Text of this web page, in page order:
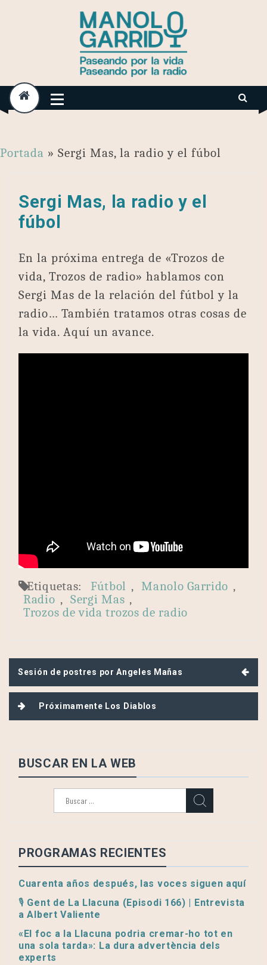
Portada » Sergi Mas, la radio y el fúbol
Sergi Mas, la radio y el
fúbol
En la próxima entrega de «Trozos de
vida, Trozos de radio» hablamos con
Sergi Mas de la relación del fútbol y la
radio… También tratamos otras cosas de
la vida. Aquí un avance.
Etiquetas: Fútbol , Manolo Garrido ,
Radio , Sergi Mas ,
Trozos de vida trozos de radio
Navegación
de
entradas
Sesión de postres por Angeles Mañas
Próximamente Los Diablos
BUSCAR EN LA WEB
PROGRAMAS RECIENTES
Cuarenta años después, las voces siguen aquí
🎙️ Gent de La Llacuna (Episodi 166) | Entrevista
a Albert Valiente
«El foc a la Llacuna podria cremar-ho tot en
una sola tarda»: La dura advertència dels
experts